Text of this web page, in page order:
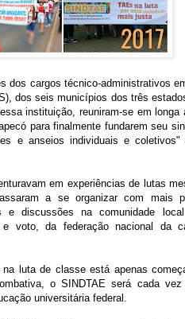
dos cargos técnico-administrativos
dos seis municípios dos três
instituição, reuniram-se em longa
para finalmente fundarem seu
e anseios individuais e coletivos"
em experiências de lutas
a se organizar com mais
e discussões na comunidade
voto, da federação nacional da
luta de classe está apenas
o SINDTAE será cada
universitária federal.